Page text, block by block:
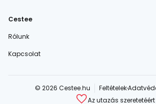
Cestee
Rólunk
Kapcsolat
© 2026 Cestee.hu Feltételek
Az utazás szeretetéért